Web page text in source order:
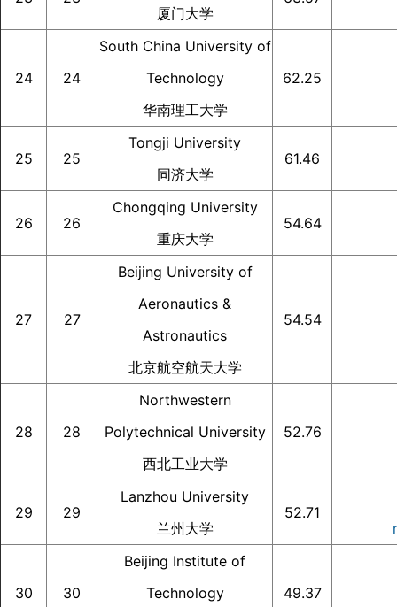
厦门大学
24 24
South China University of
Technology
华南理工大学
62.25
25 25
Tongji University
同济大学
61.46
26 26
Chongqing University
重庆大学
54.64
27 27
Beijing University of
Aeronautics &
Astronautics
北京航空航天大学
54.54
28 28
Northwestern
Polytechnical University
西北工业大学
52.76
29 29
Lanzhou University
兰州大学
52.71
30 30
Beijing Institute of
Technology
49.37